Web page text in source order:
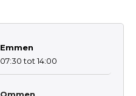
Emmen
07:30 tot 14:00